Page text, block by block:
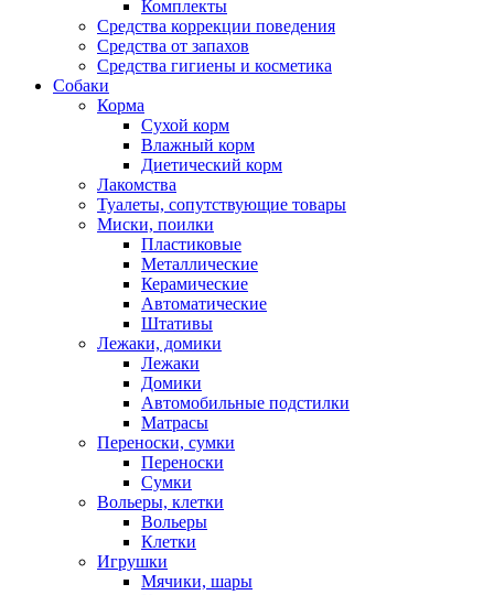
Комплекты
Средства коррекции поведения
Средства от запахов
Средства гигиены и косметика
Собаки
Корма
Сухой корм
Влажный корм
Диетический корм
Лакомства
Туалеты, сопутствующие товары
Миски, поилки
Пластиковые
Металлические
Керамические
Автоматические
Штативы
Лежаки, домики
Лежаки
Домики
Автомобильные подстилки
Матрасы
Переноски, сумки
Переноски
Сумки
Вольеры, клетки
Вольеры
Клетки
Игрушки
Мячики, шары